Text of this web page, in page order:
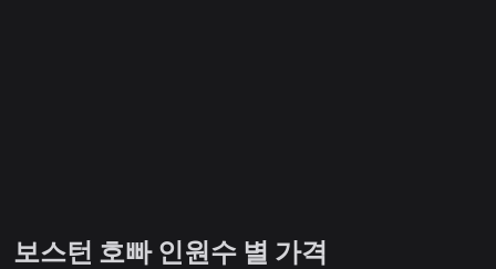
보스턴 호빠 인원수 별 가격